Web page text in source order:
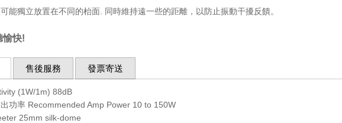
能獨立放置在不同的枱面. 同時維持遠一些的距離，以防止振動干擾反饋。
愉快!
售後服務 發票寄送
(1W/1m) 88dB
功率 Recommended Amp Power 10 to 150W
25mm silk-dome